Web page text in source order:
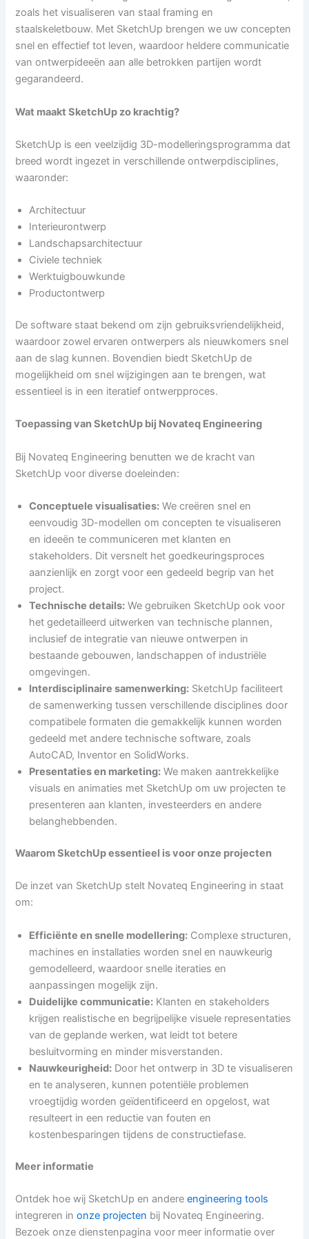
zoals het visualiseren van staal framing en
staalskeletbouw. Met SketchUp brengen we uw concepten
snel en effectief tot leven, waardoor heldere communicatie
van ontwerpideeën aan alle betrokken partijen wordt
gegarandeerd.
Wat maakt SketchUp zo krachtig?
SketchUp is een veelzijdig 3D-modelleringsprogramma dat
breed wordt ingezet in verschillende ontwerpdisciplines,
waaronder:
Architectuur
Interieurontwerp
Landschapsarchitectuur
Civiele techniek
Werktuigbouwkunde
Productontwerp
De software staat bekend om zijn gebruiksvriendelijkheid,
waardoor zowel ervaren ontwerpers als nieuwkomers snel
aan de slag kunnen. Bovendien biedt SketchUp de
mogelijkheid om snel wijzigingen aan te brengen, wat
essentieel is in een iteratief ontwerpproces.
Toepassing van SketchUp bij Novateq Engineering
Bij Novateq Engineering benutten we de kracht van
SketchUp voor diverse doeleinden:
Conceptuele visualisaties: We creëren snel en
eenvoudig 3D-modellen om concepten te visualiseren
en ideeën te communiceren met klanten en
stakeholders. Dit versnelt het goedkeuringsproces
aanzienlijk en zorgt voor een gedeeld begrip van het
project.
Technische details: We gebruiken SketchUp ook voor
het gedetailleerd uitwerken van technische plannen,
inclusief de integratie van nieuwe ontwerpen in
bestaande gebouwen, landschappen of industriële
omgevingen.
Interdisciplinaire samenwerking: SketchUp faciliteert
de samenwerking tussen verschillende disciplines door
compatibele formaten die gemakkelijk kunnen worden
gedeeld met andere technische software, zoals
AutoCAD, Inventor en SolidWorks.
Presentaties en marketing: We maken aantrekkelijke
visuals en animaties met SketchUp om uw projecten te
presenteren aan klanten, investeerders en andere
belanghebbenden.
Waarom SketchUp essentieel is voor onze projecten
De inzet van SketchUp stelt Novateq Engineering in staat
om:
Efficiënte en snelle modellering: Complexe structuren,
machines en installaties worden snel en nauwkeurig
gemodelleerd, waardoor snelle iteraties en
aanpassingen mogelijk zijn.
Duidelijke communicatie: Klanten en stakeholders
krijgen realistische en begrijpelijke visuele representaties
van de geplande werken, wat leidt tot betere
besluitvorming en minder misverstanden.
Nauwkeurigheid: Door het ontwerp in 3D te visualiseren
en te analyseren, kunnen potentiële problemen
vroegtijdig worden geïdentificeerd en opgelost, wat
resulteert in een reductie van fouten en
kostenbesparingen tijdens de constructiefase.
Meer informatie
Ontdek hoe wij SketchUp en andereengineering tools
integreren inonze projecten bij Novateq Engineering.
Bezoek onze dienstenpagina voor meer informatie over